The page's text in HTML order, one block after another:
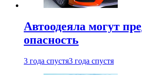
Автоодеяла могут
опасность
3 года спустя3 года спустя